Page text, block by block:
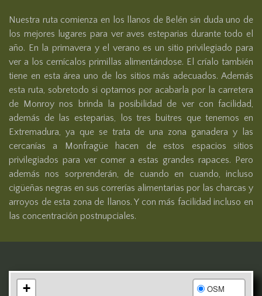
Nuestra ruta comienza en los llanos de Belén sin duda uno de
los mejores lugares para ver aves esteparias durante todo el
año. En la primavera y el verano es un sitio privilegiado para
ver a los cernícalos primillas alimentándose. El críalo también
tiene en esta área uno de los sitios más adecuados. Además
esta ruta, sobretodo si optamos por acabarla por la carretera
de Monroy nos brinda la posibilidad de ver con facilidad,
además de las esteparias, los tres buitres que tenemos en
Extremadura, ya que se trata de una zona ganadera y las
cercanías a Monfragüe hacen de estos espacios sitios
privilegiados para ver comer a estas grandes rapaces. Pero
además nos sorprenderán, de cuando en cuando, incluso
cigüeñas negras en sus correrías alimentarias por las charcas y
arroyos de esta zona de llanos. Y con más facilidad incluso en
las concentración postnupciales.
+
OSM